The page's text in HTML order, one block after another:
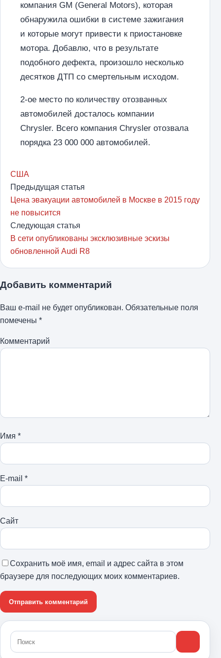
компания GM (General Motors), которая
обнаружила ошибки в системе зажигания
и которые могут привести к приостановке
мотора. Добавлю, что в результате
подобного дефекта, произошло несколько
десятков ДТП со смертельным исходом.
2-ое место по количеству отозванных
автомобилей досталось компании
Chrysler. Всего компания Chrysler отозвала
порядка 23 000 000 автомобилей.
США
Предыдущая статья
Цена эвакуации автомобилей в Москве в 2015 году
не повысится
Следующая статья
В сети опубликованы эксклюзивные эскизы
обновленной Audi R8
Добавить комментарий
Ваш e-mail не будет опубликован. Обязательные поля
помечены *
Комментарий
Имя *
E-mail *
Сайт
Сохранить моё имя, email и адрес сайта в этом
браузере для последующих моих комментариев.